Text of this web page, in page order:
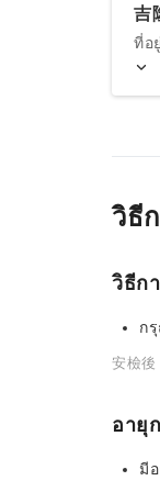
吉
ที่อ
วิธี
วิธีก
ก
安檢後
อายุ
มี